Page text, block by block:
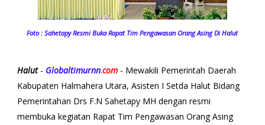
Foto : Sahetapy Resmi Buka Rapat Tim Pengawasan Orang Asing Di Halut
Halut- Globaltimurnn.com- Mewakili Pemerintah Daerah
Kabupaten Halmahera Utara, Asisten I Setda Halut Bidang
Pemerintahan Drs F.N Sahetapy MH dengan resmi
membuka kegiatan Rapat Tim Pengawasan Orang Asing